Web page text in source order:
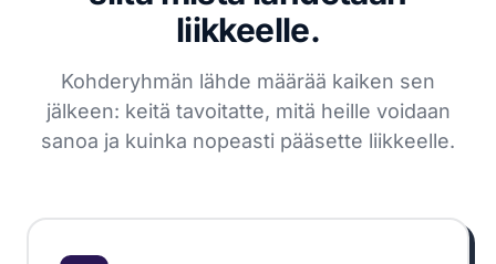
liikkeelle.
Kohderyhmän lähde määrää kaiken sen
jälkeen: keitä tavoitatte, mitä heille voidaan
sanoa ja kuinka nopeasti pääsette liikkeelle.